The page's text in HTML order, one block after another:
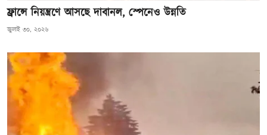
ফ্রান্সে নিয়ন্ত্রণে আসছে দাবানল, স্পেনেও উন্নতি
জুলাই ৩০, ২০২৬